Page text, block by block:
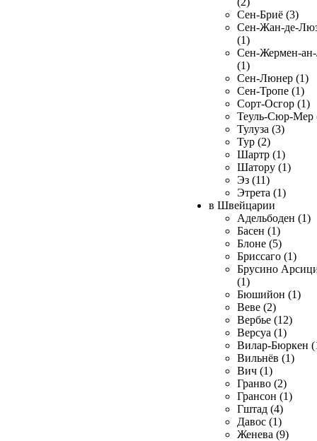
Сен-Бриё (3)
Сен-Жан-де-
(1)
Сен-Жермен-
(1)
Сен-Люнер (1)
Сен-Тропе (1)
Сорт-Осгор (1)
Теуль-Сюр-Мер
Тулуза (3)
Тур (2)
Шартр (1)
Шатору (1)
Эз (11)
Этрета (1)
в Швейцарии
Адельбоден (1)
Басен (1)
Блоне (5)
Бриссаго (1)
Брусино
(1)
Бюшийон (1)
Веве (2)
Вербье (12)
Версуа (1)
Вилар-Бюркен
Вильнёв (1)
Вич (1)
Гранво (2)
Грансон (1)
Гштад (4)
Давос (1)
Женева (9)